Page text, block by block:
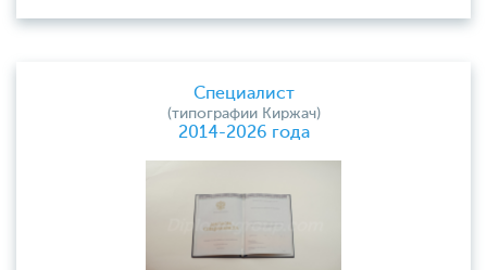
Специалист
(типографии Киржач)
2014-2026 года